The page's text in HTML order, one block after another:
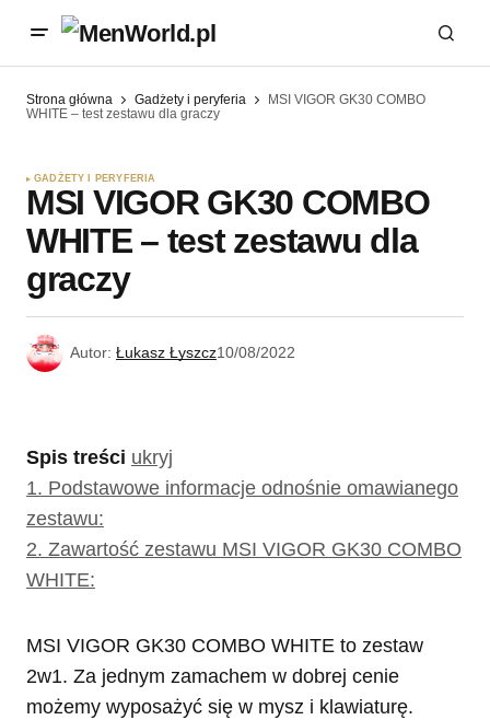
Strona główna Gadżety i peryferia
MSI VIGOR GK30 COMBO
WHITE – test zestawu dla graczy
GADŻETY I PERYFERIA
MSI VIGOR GK30 COMBO
WHITE – test zestawu dla
graczy
Autor: Łukasz Łyszcz10/08/2022
Spis treści ukryj
1. Podstawowe informacje odnośnie omawianego
zestawu:
2. Zawartość zestawu MSI VIGOR GK30 COMBO
WHITE:
MSI VIGOR GK30 COMBO WHITE to zestaw
2w1. Za jednym zamachem w dobrej cenie
możemy wyposażyć się w mysz i klawiaturę.